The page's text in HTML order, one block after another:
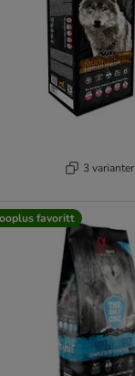
3 varianter
favoritt